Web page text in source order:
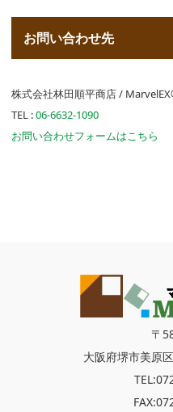
お問い合わせ先
株式会社林田順平商店 /
TEL :06-6632-1090
お問い合わせフォームはこちら
〒
大阪府堺市美原